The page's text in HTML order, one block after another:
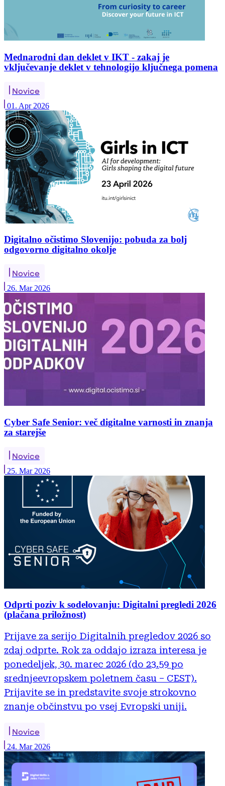
Mednarodni dan deklet v IKT - zakaj je
vključevanje deklet v tehnologijo ključnega pomena
Novice
01. Apr 2026
Digitalno očistimo Slovenijo: pobuda za bolj
odgovorno digitalno okolje
Novice
26. Mar 2026
Cyber Safe Senior: več digitalne varnosti in znanja
za starejše
Novice
25. Mar 2026
Odprti poziv k sodelovanju: Digitalni pregledi 2026
(plačana priložnost)
Prijave za serijo Digitalnih pregledov 2026 so
zdaj odprte. Rok za oddajo izraza interesa je
ponedeljek, 30. marec 2026 (do 23.59 po
srednjeevropskem poletnem času – CEST).
Prijavite se in predstavite svoje strokovno
znanje občinstvu po vsej Evropski uniji.
Novice
24. Mar 2026